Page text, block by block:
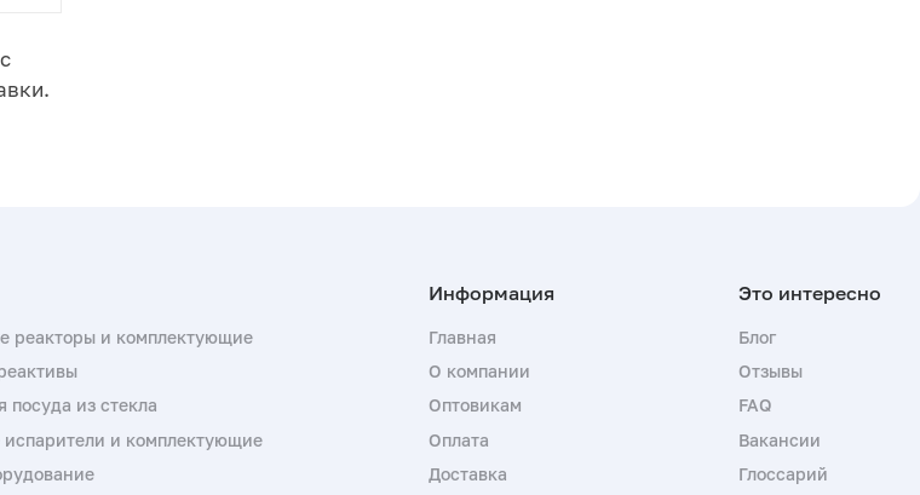
реакторы и комплектующие
посуда из стекла
и комплектующие
Главная
О компании
Оптовикам
Оплата
Доставка
Блог
Отзывы
FAQ
Вакансии
Глоссарий